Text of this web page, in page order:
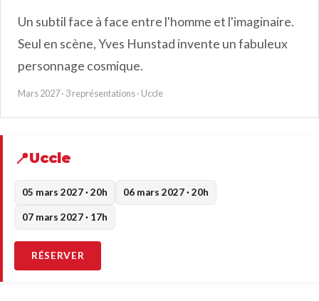
Un subtil face à face entre l'homme et l'imaginaire.
Seul en scène, Yves Hunstad invente un fabuleux
personnage cosmique.
Mars 2027 · 3 représentations · Uccle
Uccle
05 mars 2027 · 20h 06 mars 2027 · 20h
07 mars 2027 · 17h
RÉSERVER